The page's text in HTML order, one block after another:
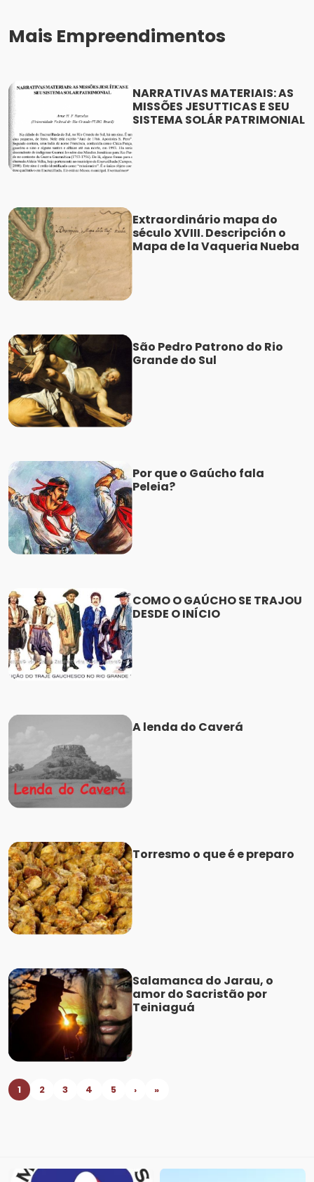
Mais Empreendimentos
NARRATIVAS MATERIAIS: AS
MISSÕES JESUTTICAS E SEU
SISTEMA SOLÁR PATRIMONIAL
Extraordinário mapa do
século XVIII. Descripción o
Mapa de la Vaqueria Nueba
São Pedro Patrono do Rio
Grande do Sul
Por que o Gaúcho fala
Peleia?
COMO O GAÚCHO SE TRAJOU
DESDE O INÍCIO
A lenda do Caverá
Torresmo o que é e preparo
Salamanca do Jarau, o
amor do Sacristão por
Teiniaguá
1 2 3 4 5 › »